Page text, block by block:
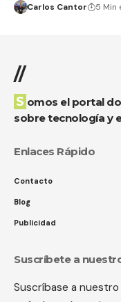
Carlos Cantor 5 Min
//
Somos el portal donde obtendrás las novedades
sobre tecnología y
Enlaces Rápido
Contacto
Blog
Publicidad
Suscríbete a
Suscríbase a